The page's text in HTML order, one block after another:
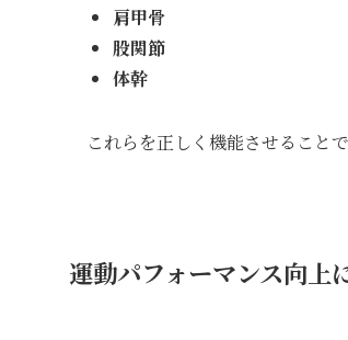
肩甲骨
股関節
体幹
これらを正しく機能させること
運動パフォーマンス向上